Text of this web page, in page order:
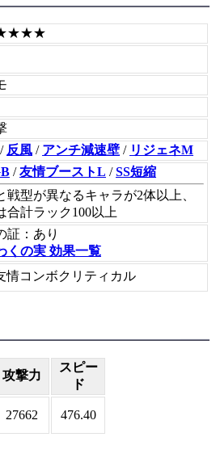
/ 反風 / アンチ減速壁 / リジェネM
/友情ブーストL /SS短縮
戦型が異なるキャラが2体以上、
合計ラック100以上
証：あり
くの実 効果一覧
情コンボクリティカル
攻撃力
スピー
ド
27662 476.40